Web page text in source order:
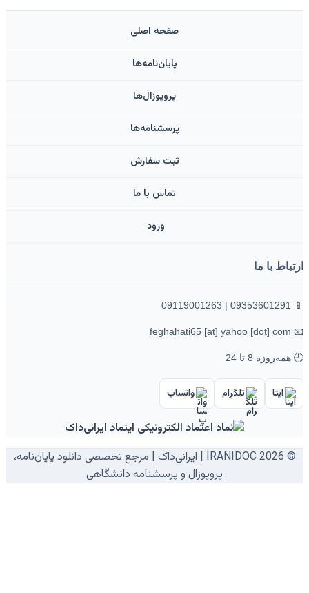
صفحه اصلی
پایان‌نامه‌ها
پروپوزال‌ها
پرسشنامه‌ها
ثبت سفارش
تماس با ما
با ما
8 تا 24
تلگرام واتساپ
© 2026 IRANIDOC | ایرانی‌داک | مرجع تخصصی دانلود پایان‌نامه،
پروپوزال و پرسشنامه دانشگاهی